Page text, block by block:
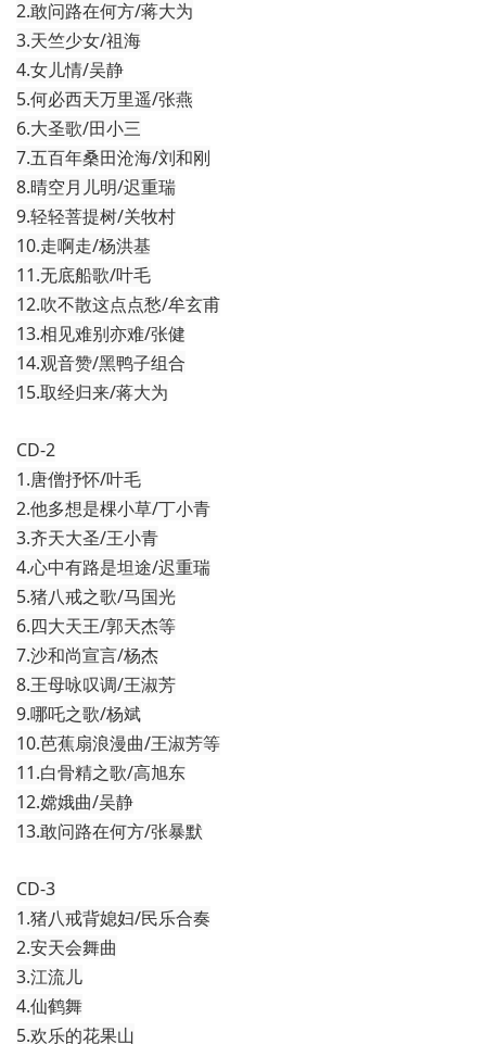
2.敢问路在何方/蒋大为
3.天竺少女/祖海
4.女儿情/吴静
5.何必西天万里遥/张燕
6.大圣歌/田小三
7.五百年桑田沧海/刘和刚
8.晴空月儿明/迟重瑞
9.轻轻菩提树/关牧村
10.走啊走/杨洪基
11.无底船歌/叶毛
12.吹不散这点点愁/牟玄甫
13.相见难别亦难/张健
14.观音赞/黑鸭子组合
15.取经归来/蒋大为
CD-2
1.唐僧抒怀/叶毛
2.他多想是棵小草/丁小青
3.齐天大圣/王小青
4.心中有路是坦途/迟重瑞
5.猪八戒之歌/马国光
6.四大天王/郭天杰等
7.沙和尚宣言/杨杰
8.王母咏叹调/王淑芳
9.哪吒之歌/杨斌
10.芭蕉扇浪漫曲/王淑芳等
11.白骨精之歌/高旭东
12.嫦娥曲/吴静
13.敢问路在何方/张暴默
CD-3
1.猪八戒背媳妇/民乐合奏
2.安天会舞曲
3.江流儿
4.仙鹤舞
5.欢乐的花果山